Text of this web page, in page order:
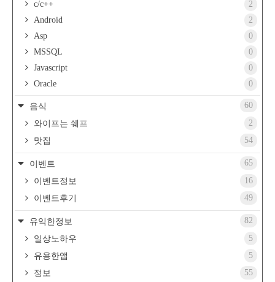
c/c++
2
Android
2
Asp
0
MSSQL
0
Javascript
0
Oracle
0
음식
60
와이프는 쉐프
2
맛집
54
이벤트
65
이벤트정보
16
이벤트후기
49
유익한정보
82
일상노하우
5
유용한앱
5
정보
55